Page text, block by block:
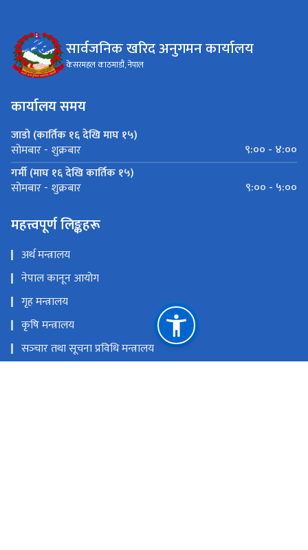
सार्वजनिक खरिद अनुगमन कार्यालय
केसरमहल काठमाडौं, नेपाल
कार्यालय समय
जाडो (कार्तिक १६ देखि माघ १५)
सोमबार - शुक्रबार
९:०० - ४:००
गर्मी (माघ १६ देखि कार्तिक १५)
सोमबार - शुक्रबार ९:०० - ५:००
महत्त्वपूर्ण लिङ्कहरू
अर्थ मन्त्रालय
नेपाल कानून आयोग
गृह मन्त्रालय
कृषि मन्त्रालय
सञ्‍चार तथा सूचना प्रविधि मन्त्रालय